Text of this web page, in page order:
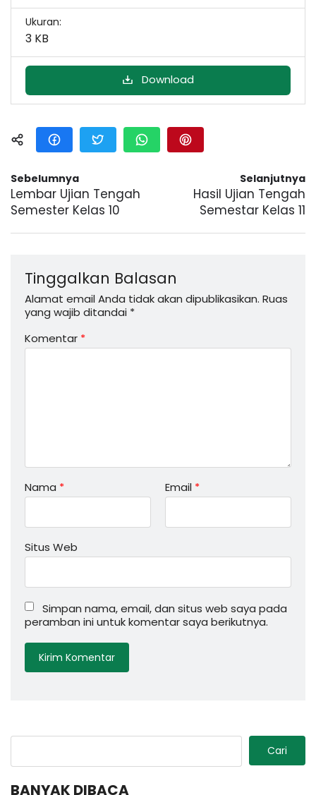
Ukuran:
3 KB
Download
Sebelumnya
Lembar Ujian Tengah
Semester Kelas 10
Selanjutnya
Hasil Ujian Tengah
Semestar Kelas 11
Tinggalkan Balasan
Alamat email Anda tidak akan dipublikasikan. Ruas
yang wajib ditandai *
Komentar *
Nama * Email *
Situs Web
Simpan nama, email, dan situs web saya pada
peramban ini untuk komentar saya berikutnya.
Cari
BANYAK DIBACA